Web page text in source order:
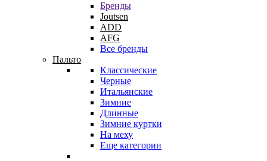
Бренды
Joutsen
ADD
AFG
Все бренды
Пальто
Классические
Черные
Итальянские
Зимние
Длинные
Зимние куртки
На меху
Еще категории